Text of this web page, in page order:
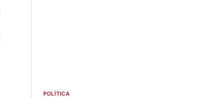
POLÍTICA